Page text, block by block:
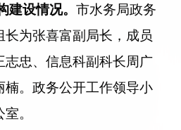
建设情况。 市水务局政务
为张喜富副局长，成员
志忠、信息科副科长周广
楠。政务公开工作领导小
。